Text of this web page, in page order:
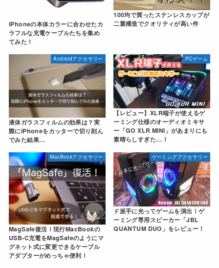
iPhoneの本体カラーに合わせたカ
ラフルな充電ケーブルたちを集め
てみた！
100均で買ったステンレスカップが
二重構造でクオリティが高い件
Androidアクセサリー
液体ガラスフィルムの効果は？実
際にiPhoneをカッターで切り刻ん
でみた結果…
PCゲーム
【レビュー】XLR端子が使えるゲ
ーミング仕様のオーディオミキサ
ー「GO XLR MINI」があまりにも
素晴らしすぎた…！
MacBookアクセサリー
MagSafe復活！現行MacBookの
USB-C充電をMagSafeのようにマ
グネット式に変更できるケーブル
アダプターがめっちゃ便利！
ゲーミングアクセサリー
ド派手に光ってゲームを演出！ゲ
ーミング専用スピーカー「JBL
QUANTUM DUO」をレビュー！